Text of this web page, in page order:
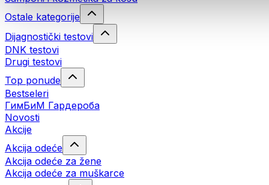
Ostale kategorije
Dijagnostički testovi
DNK testovi
Drugi testovi
Top ponude
Bestseleri
ГимБиМ Гардeробa
Novosti
Akcije
Akcija odeće
Akcija odeće za žene
Akcija odeće za muškarce